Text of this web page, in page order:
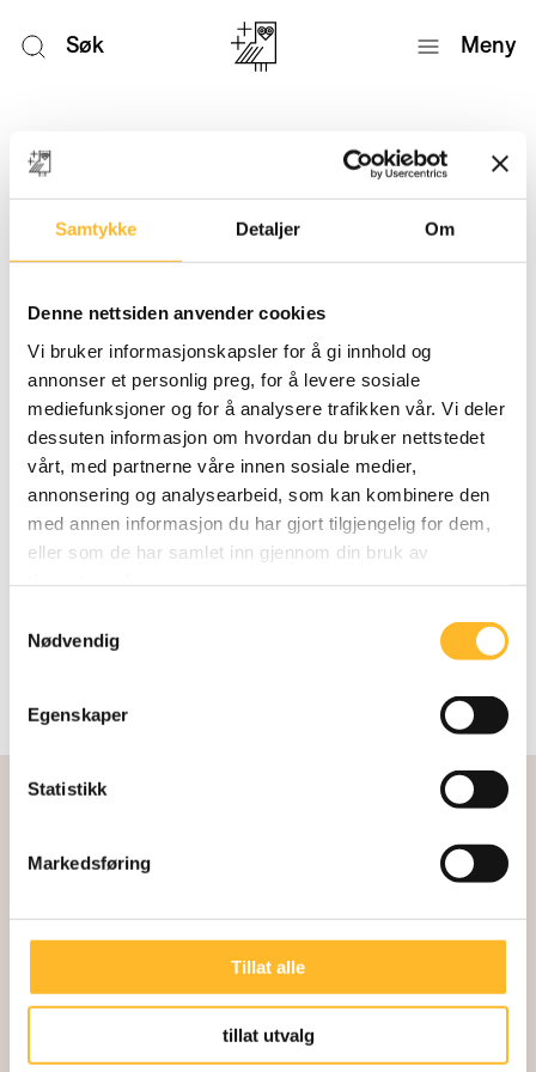
Samtykke Detaljer Om
Denne nettsiden anvender cookies
Vi bruker informasjonskapsler for å gi innhold og
annonser et personlig preg, for å levere sosiale
mediefunksjoner og for å analysere trafikken vår. Vi deler
dessuten informasjon om hvordan du bruker nettstedet
vårt, med partnerne våre innen sosiale medier,
annonsering og analysearbeid, som kan kombinere den
med annen informasjon du har gjort tilgjengelig for dem,
eller som de har samlet inn gjennom din bruk av
Nødvendig
Egenskaper
Statistikk
Markedsføring
Tillat alle
tillat utvalg
Søk Meny
Nyheter
Kunnskapssenter for lengre arbeidsliv
Direktør: Kari Østerud
Akersgata 32